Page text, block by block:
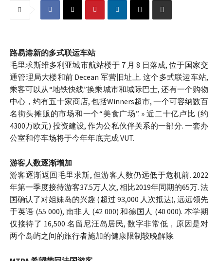
路易港新的多式联运车站
毛里求斯维多利亚城市航站楼于 7 月 8 日落成, 位于国家交
通管理局大楼和前 Decean 军营旧址上. 这个多式联运车站,
乘客可以从“地铁快线”换乘城市和城际巴士, 还有一个购物
中心，约有五十家商店, 包括Winners超市, 一个可容纳数百
名街头摊贩的市场和一个“美食广场”. » 近二十亿卢比 (约
4300万欧元) 投资建设, 作为公私伙伴关系的一部分. 一套办
公室和停车场将于今年年底完成 VUT.
游客人数逐渐增加
游客逐渐返回毛里求斯, 但游客人数仍远低于危机前. 2022
年第一季度接待游客37.5万人次, 相比2019年同期的65万. 法
国确认了对姐妹岛的兴趣 (超过 93,000 人次抵达), 远远领先
于英语 (55 000), 南非人 (42 000) 和德国人 (40 000). 本学期
仅接待了 16,500 名留尼汪岛居民, 数字非常低，原因是对
两个岛屿之间的旅行者施加的健康限制较晚解除.